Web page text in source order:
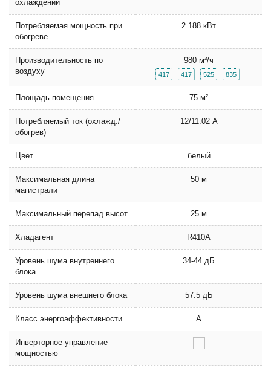
охлаждении
Потребляемая мощность при
обогреве
2.188 кВт
Производительность по
воздуху
980 м³/ч
417 417 525 835
Площадь помещения 75 м²
Потребляемый ток (охлажд./
обогрев)
12/11.02 А
Цвет белый
Максимальная длина
магистрали
50 м
Максимальный перепад высот 25 м
Хладагент R410A
Уровень шума внутреннего
блока
34-44 дБ
Уровень шума внешнего блока 57.5 дБ
Класс энергоэффективности A
Инверторное управление
мощностью